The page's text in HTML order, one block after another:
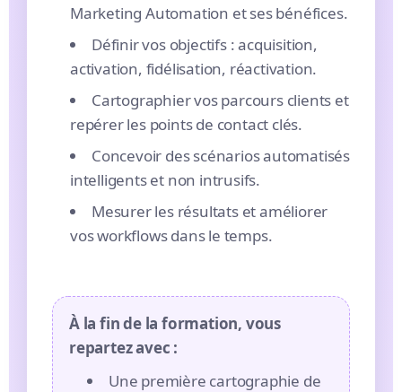
Marketing Automation et ses bénéfices.
Définir vos objectifs : acquisition,
activation, fidélisation, réactivation.
Cartographier vos parcours clients et
repérer les points de contact clés.
Concevoir des scénarios automatisés
intelligents et non intrusifs.
Mesurer les résultats et améliorer
vos workflows dans le temps.
À la fin de la formation, vous
repartez avec :
Une première cartographie de